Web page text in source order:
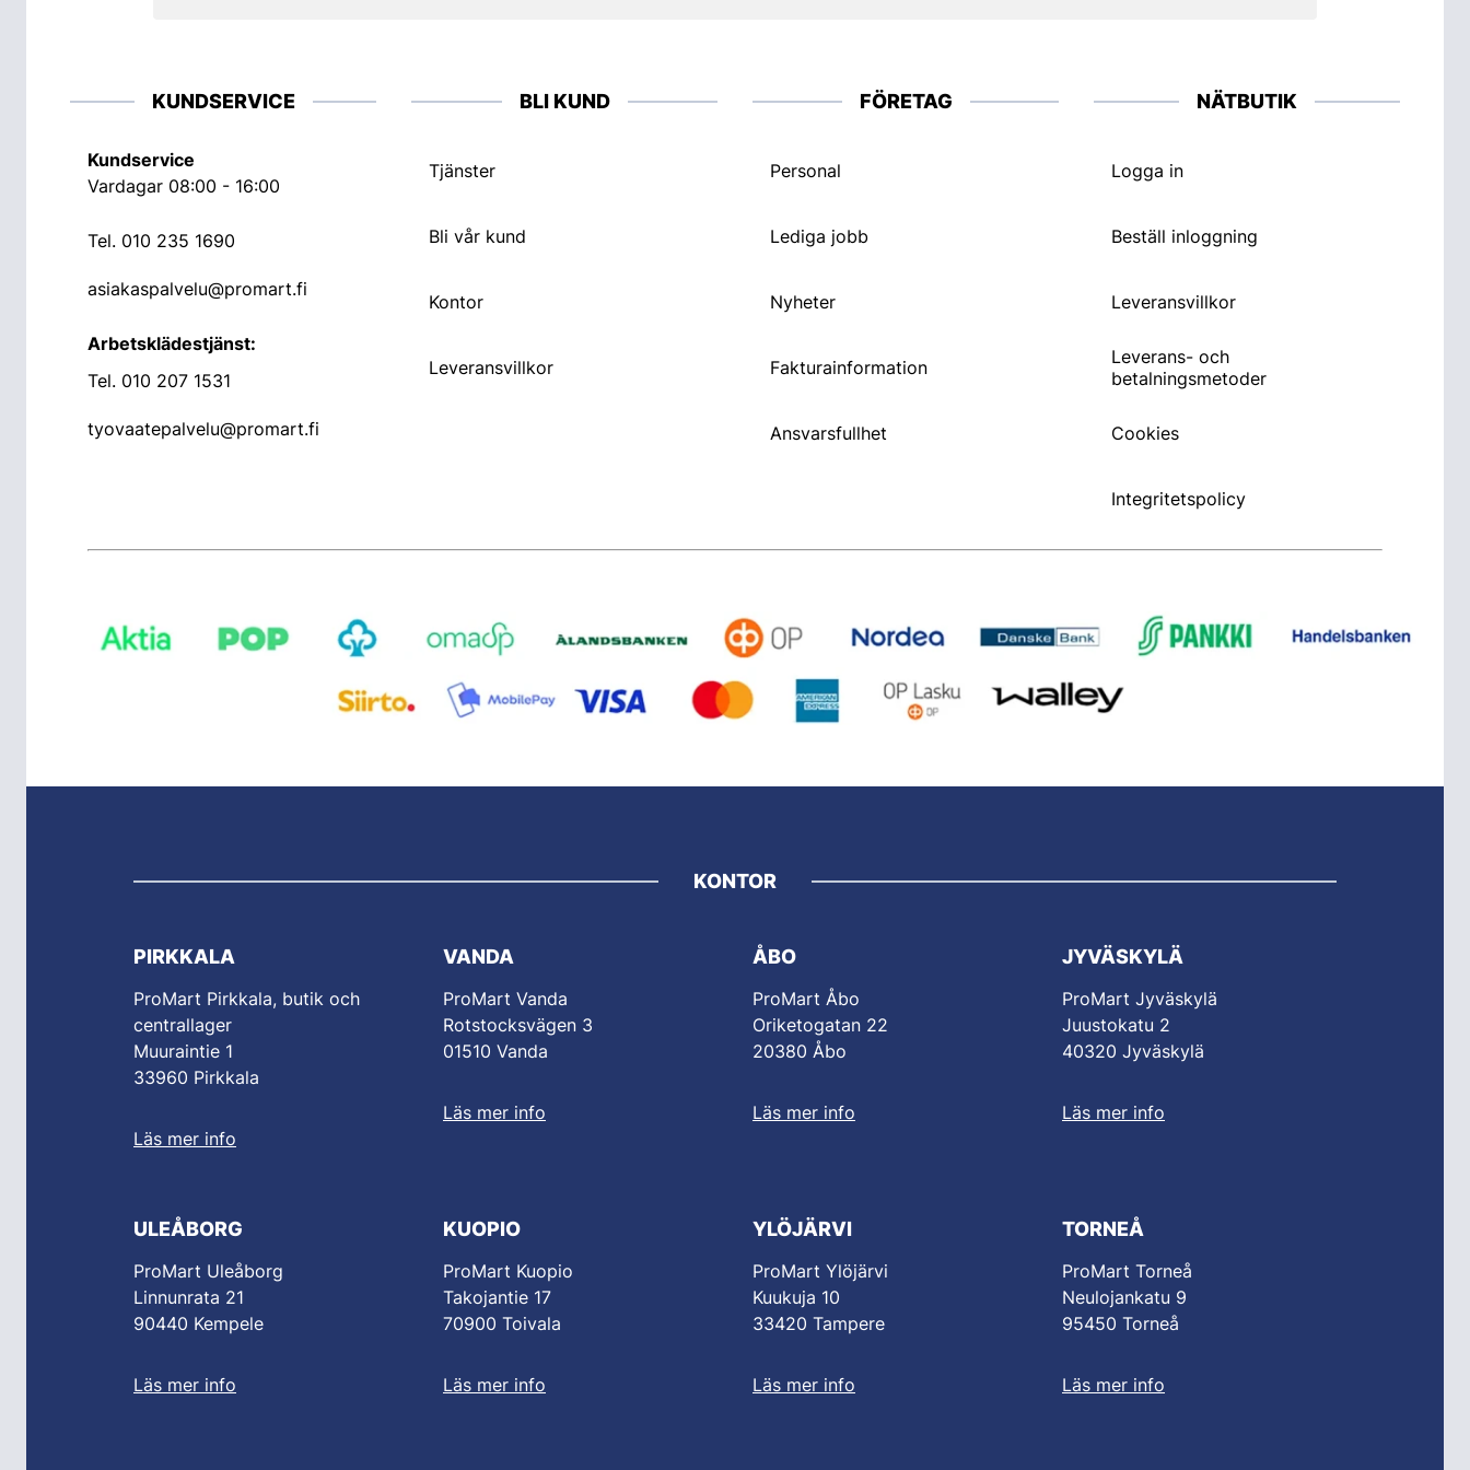
KUNDSERVICE
Kundservice
Vardagar 08:00 - 16:00
Tel. 010 235 1690
asiakaspalvelu@promart.fi
Arbetsklädestjänst:
Tel. 010 207 1531
tyovaatepalvelu@promart.fi
BLI KUND
Tjänster
Bli vår kund
Kontor
Leveransvillkor
FÖRETAG
Personal
Lediga jobb
Nyheter
Fakturainformation
Ansvarsfullhet
NÄTBUTIK
Logga in
Beställ inloggning
Leveransvillkor
Leverans- och
betalningsmetoder
Cookies
Integritetspolicy
KONTOR
PIRKKALA
ProMart Pirkkala, butik och
centrallager
Muuraintie 1
33960 Pirkkala
Läs mer info
VANDA
ProMart Vanda
Rotstocksvägen 3
01510 Vanda
Läs mer info
ÅBO
ProMart Åbo
Oriketogatan 22
20380 Åbo
Läs mer info
JYVÄSKYLÄ
ProMart Jyväskylä
Juustokatu 2
40320 Jyväskylä
Läs mer info
ULEÅBORG
ProMart Uleåborg
Linnunrata 21
90440 Kempele
Läs mer info
KUOPIO
ProMart Kuopio
Takojantie 17
70900 Toivala
Läs mer info
YLÖJÄRVI
ProMart Ylöjärvi
Kuukuja 10
33420 Tampere
Läs mer info
TORNEÅ
ProMart Torneå
Neulojankatu 9
95450 Torneå
Läs mer info